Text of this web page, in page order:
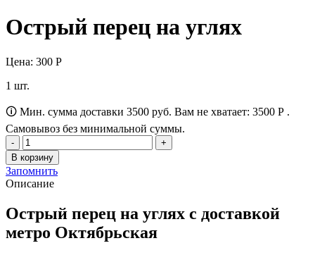
Острый перец на углях
Цена: 300 Р
1 шт.
🛈 Мин. сумма доставки 3500 руб. Вам не хватает: 3500 Р .
Самовывоз без минимальной суммы.
Количество
товара
Острый
перец
на
В корзину
Запомнить
Описание
Острый перец на углях с доставкой
метро Октябрьская